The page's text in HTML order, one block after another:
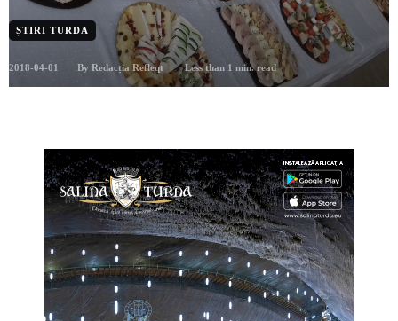
ȘTIRI TURDA
2018-04-01 By Redacția Refleqt Less than 1 min. read